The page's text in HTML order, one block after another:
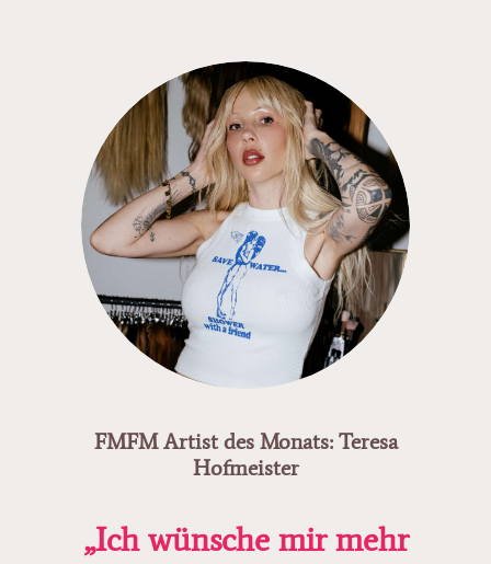
FMFM Artist des Monats: Teresa
Hofmeister
„Ich wünsche mir mehr